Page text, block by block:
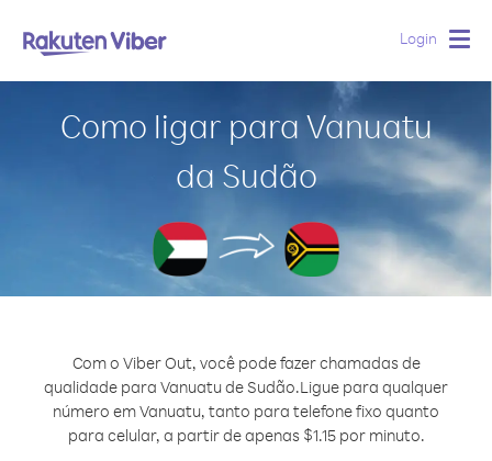
Login
Como ligar para Vanuatu
da Sudão
Com o Viber Out, você pode fazer chamadas de
qualidade para Vanuatu de Sudão.Ligue para qualquer
número em Vanuatu, tanto para telefone fixo quanto
para celular, a partir de apenas $1.15 por minuto.